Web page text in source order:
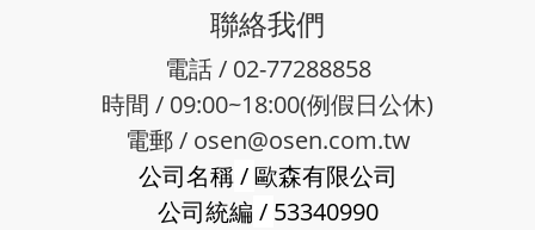
聯絡我們
電話 / 02-77288858
時間 / 09:00~18:00(例假日公休)
電郵 / osen@osen.com.tw
公司名稱/歐森有限公司
公司統編 / 53340990